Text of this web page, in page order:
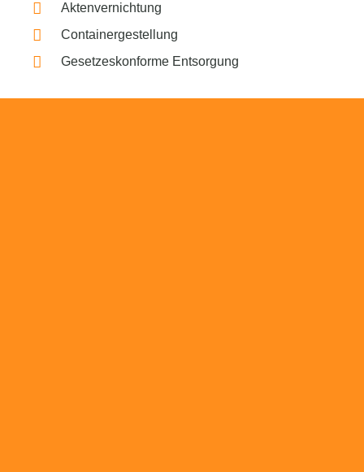
Aktenvernichtung
Containergestellung
Gesetzeskonforme Entsorgung